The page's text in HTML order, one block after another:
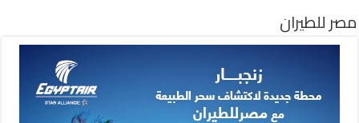
مصر للطيران